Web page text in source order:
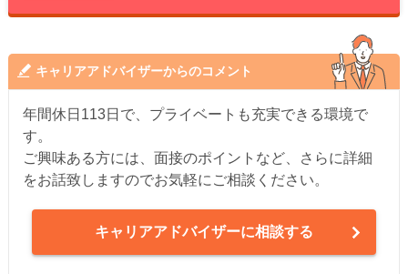
キャリアアドバイザーからのコメント
年間休日113日で、プライベートも充実できる環境で
す。
ご興味ある方には、面接のポイントなど、さらに詳細
をお話致しますのでお気軽にご相談ください。
キャリアアドバイザーに相談する